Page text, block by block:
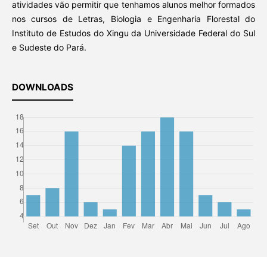
atividades vão permitir que tenhamos alunos melhor formados
nos cursos de Letras, Biologia e Engenharia Florestal do
Instituto de Estudos do Xingu da Universidade Federal do Sul
e Sudeste do Pará.
DOWNLOADS